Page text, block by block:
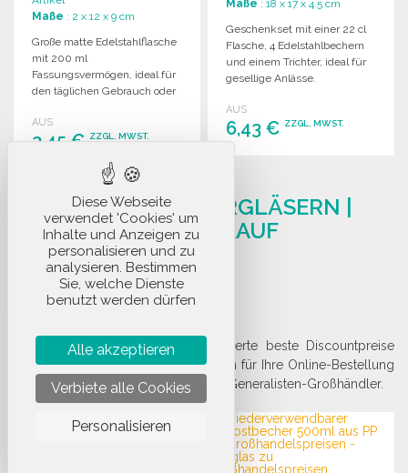
Maße : 2 x 12 x 9 cm
Große matte Edelstahlflasche
mit 200 ml
Fassungsvermögen, ideal für
den täglichen Gebrauch oder
AUS
3,45 € ZZGL. MWST.
BESTELLEN
Angebot anfordern
Maße : 18 x 17 x 4.5 cm
Geschenkset mit einer 22 cl
Flasche, 4 Edelstahlbechern
und einem Trichter, ideal für
gesellige Anlässe.
AUS
6,43 € ZZGL. MWST.
Angebot anfordern
LIEFERANT VON BIERGLÄSERN |
GROSSHANDELSANKAUF
19 Produkts
ALLES
Großhandel mit Biergläsern. Garantierte beste Discountpreise
und schnelle Lieferung in 72 Stunden für Ihre Online-Bestellung
von Biergläsern bei Stocketik, Ihrem Generalisten-Großhändler.
Diese Webseite
verwendet 'Cookies' um
Inhalte und Anzeigen zu
personalisieren und zu
analysieren. Bestimmen
Sie, welche Dienste
benutzt werden dürfen
Alle akzeptieren
Verbiete alle Cookies
Personalisieren